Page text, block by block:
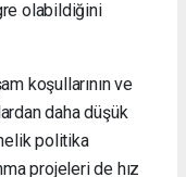
olabildiğini
koşullarının ve
daha düşük
politika
projeleri de hız